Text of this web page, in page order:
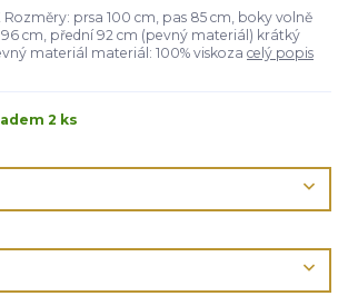
Rozměry: prsa 100 cm, pas 85 cm, boky volně
cm, přední 92 cm (pevný materiál) krátký
materiál materiál: 100% viskoza celý popis
2 ks